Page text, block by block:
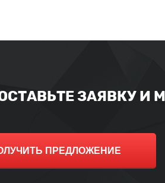
ЗАЯВКУ И
ПРЕДЛОЖЕНИЕ